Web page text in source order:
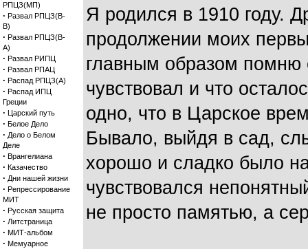
РПЦЗ(МП)
· Развал РПЦЗ(В-
В)
· Развал РПЦЗ(В-
А)
· Развал РИПЦ
· Развал РПАЦ
· Распад РПЦЗ(А)
· Распад ИПЦ
Греции
· Царский путь
· Белое Дело
· Дело о Белом
Деле
· Врангелиана
· Казачество
· Дни нашей жизни
· Репрессирование
МИТ
· Русская защита
· Литстраница
· МИТ-альбом
· Мемуарное
Я родился в 1910 году.
продолжении моих
главным образом помню
чувствовал и что
одно, что в Царское
Бывало, выйдя в сад,
хорошо и сладко было
чувствовался
не просто памятью, а